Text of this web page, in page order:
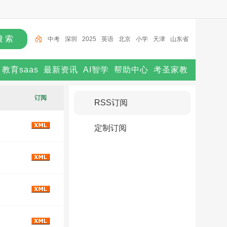
中考 深圳 2025 英语 北京 小学 天津 山东省
高考 2024
教育saas 最新资讯 AI智学 帮助中心 考圣家教
订阅
RSS订阅
定制订阅